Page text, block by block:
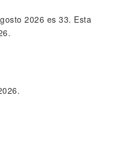
2026 es 33. Esta